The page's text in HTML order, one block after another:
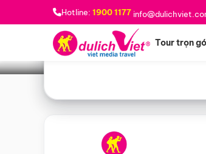
Hotline: 1900 1177
Tour trọn
Bạn muốn đi đâu? *